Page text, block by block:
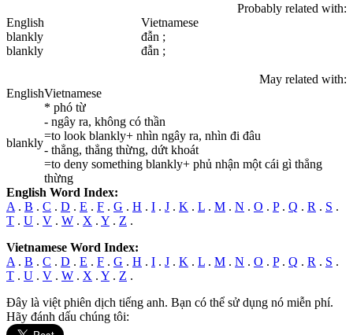
Probably related with:
English
Vietnamese
blankly
đẫn ;
blankly
đẫn ;
May related with:
EnglishVietnamese
blankly
* phó từ
- ngây ra, không có thần
=to look blankly+ nhìn ngây ra, nhìn đi đâu
- thẳng, thẳng thừng, dứt khoát
=to deny something blankly+ phủ nhận một cái gì thẳng
thừng
English Word Index:
A . B . C . D . E . F . G . H . I . J . K . L . M . N . O . P. Q . R . S .
T . U . V . W . X . Y . Z .
Vietnamese Word Index:
A . B . C . D . E . F . G . H . I . J . K . L . M . N . O . P. Q . R . S .
T . U . V . W . X . Y . Z .
Đây là việt phiên dịch tiếng anh. Bạn có thể sử dụng nó miễn phí.
Hãy đánh dấu chúng tôi: